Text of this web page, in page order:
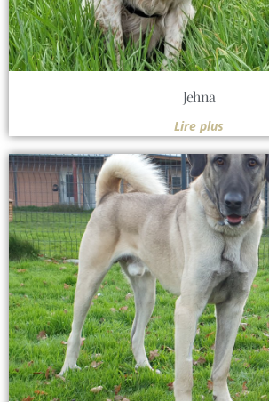
Jehna
Lire plus